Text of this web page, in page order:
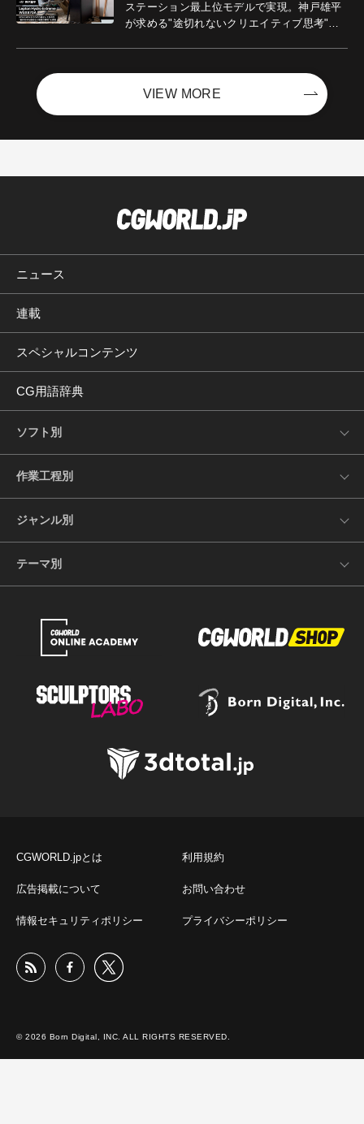
ステーション最上位モデルで実現。神戸雄平
が求める"途切れないクリエイティブ思考"｜
VIEW MORE
ニュース
連載
スペシャルコンテンツ
CG用語辞典
ソフト別
作業工程別
ジャンル別
テーマ別
CGWORLD.jpとは 利用規約
広告掲載について お問い合わせ
情報セキュリティポリシー プライバシーポリシー
© 2026 Born Digital, INC. ALL RIGHTS RESERVED.